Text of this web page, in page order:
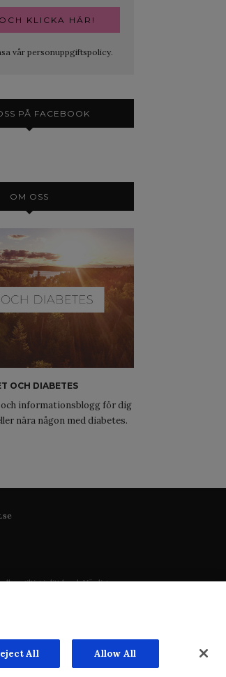
vår personuppgiftspolicy.
PÅ FACEBOOK
OM OSS
OCH DIABETES
informationsblogg för dig
nära någon med diabetes.
giltig i ditt land. Vänligen
i landet där du bor.
för innehållet på externa
säljer utrymme till
All Allow All